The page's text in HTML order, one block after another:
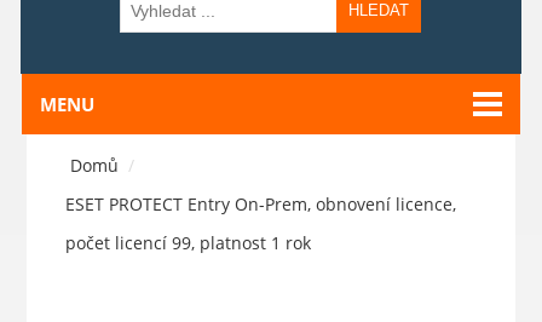
HLEDAT
MENU
Domů /
ESET PROTECT Entry On-Prem, obnovení licence,
počet licencí 99, platnost 1 rok